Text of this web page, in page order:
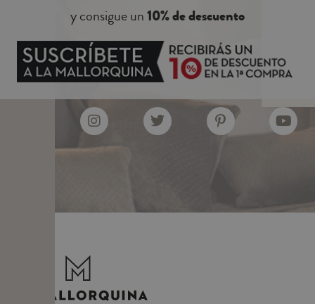
y consigue un10% de descuento